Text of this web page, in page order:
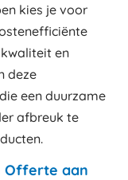
kies je voor
en
deze
een duurzame
afbreuk te
Offerte aan